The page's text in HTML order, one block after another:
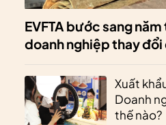
EVFTA bước sang
doanh nghiệp thay
Xuất
Doanh
thế nào?